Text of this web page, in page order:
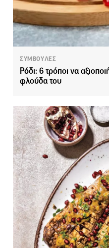
ΣΥΜΒΟΥΛΕΣ
Ρόδι: 6 τρόποι να
φλούδα του